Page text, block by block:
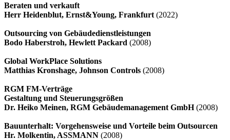
Beraten und verkauft
Herr Heidenblut, Ernst&Young, Frankfurt (2022)
Outsourcing von Gebäudedienstleistungen
Bodo Haberstroh, Hewlett Packard (2008)
Global WorkPlace Solutions
Matthias Kronshage, Johnson Controls (2008)
RGM FM-Verträge
Gestaltung und Steuerungsgrößen
Dr. Heiko Meinen, RGM Gebäudemanagement GmbH(2008)
Bauunterhalt: Vorgehensweise und Vorteile beim Outsourcen
Hr. Molkentin, ASSMANN (2008)